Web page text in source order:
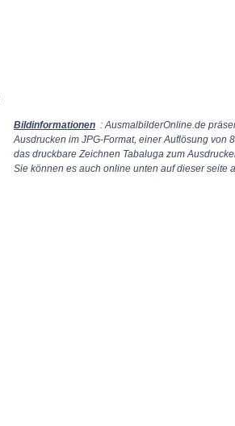
Bildinformationen : AusmalbilderOnline.de
Ausdrucken im JPG-Format, einer Auflösung von
das druckbare Zeichnen Tabaluga zum
Sie können es auch online unten auf dieser seite